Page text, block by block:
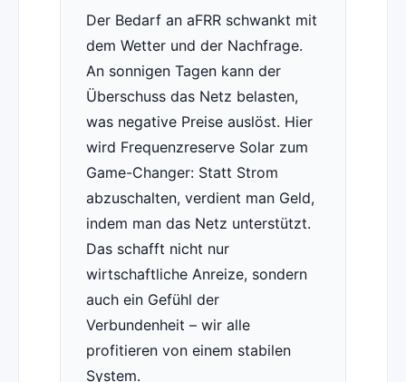
Der Bedarf an aFRR schwankt mit
dem Wetter und der Nachfrage.
An sonnigen Tagen kann der
Überschuss das Netz belasten,
was negative Preise auslöst. Hier
wird Frequenzreserve Solar zum
Game-Changer: Statt Strom
abzuschalten, verdient man Geld,
indem man das Netz unterstützt.
Das schafft nicht nur
wirtschaftliche Anreize, sondern
auch ein Gefühl der
Verbundenheit – wir alle
profitieren von einem stabilen
System.